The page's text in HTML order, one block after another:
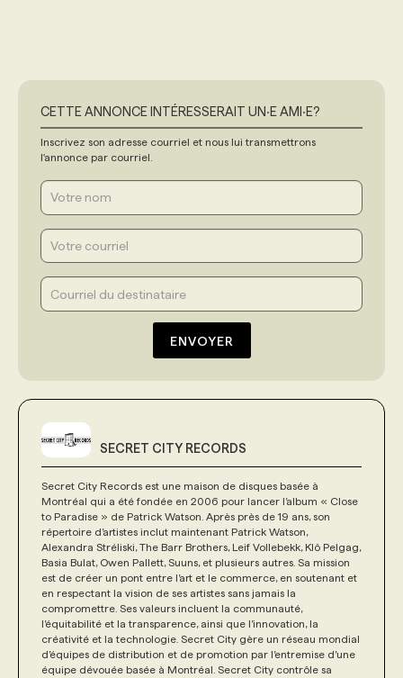
CETTE ANNONCE INTÉRESSERAIT UN‧E AMI‧E?
Inscrivez son adresse courriel et nous lui transmettrons
l'annonce par courriel.
ENVOYER
SECRET CITY RECORDS
Secret City Records est une maison de disques basée à
Montréal qui a été fondée en 2006 pour lancer l’album « Close
to Paradise » de Patrick Watson. Après près de 19 ans, son
répertoire d’artistes inclut maintenant Patrick Watson,
Alexandra Stréliski, The Barr Brothers, Leif Vollebekk, Klô Pelgag,
Basia Bulat, Owen Pallett, Suuns, et plusieurs autres. Sa mission
est de créer un pont entre l’art et le commerce, en soutenant et
en respectant la vision de ses artistes sans jamais la
compromettre. Ses valeurs incluent la communauté,
l’équitabilité et la transparence, ainsi que l’innovation, la
créativité et la technologie. Secret City gère un réseau mondial
d’équipes de distribution et de promotion par l’entremise d’une
équipe dévouée basée à Montréal. Secret City contrôle sa